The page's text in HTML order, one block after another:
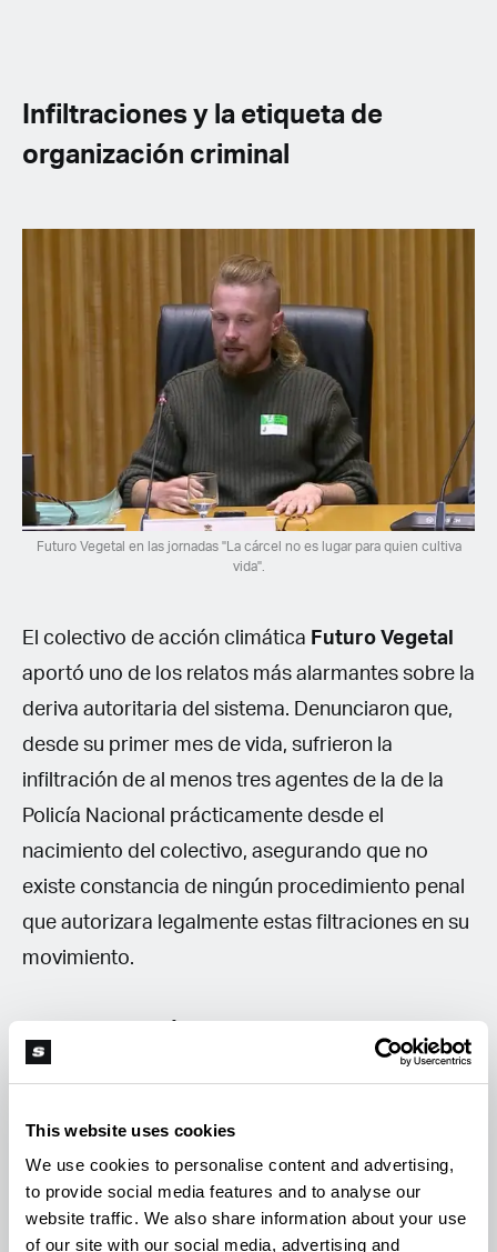
This website uses cookies
We use cookies to personalise content and advertising,
to provide social media features and to analyse our
website traffic. We also share information about your use
of our site with our social media, advertising and
Infiltraciones y la etiqueta de
organización criminal
Futuro Vegetal en las jornadas "La cárcel no es lugar para quien cultiva
vida".
El colectivo de acción climática Futuro Vegetal
aportó uno de los relatos más alarmantes sobre la
deriva autoritaria del sistema. Denunciaron que,
desde su primer mes de vida, sufrieron la
infiltración de al menos tres agentes de la de la
Policía Nacional prácticamente desde el
nacimiento del colectivo, asegurando que no
existe constancia de ningún procedimiento penal
que autorizara legalmente estas filtraciones en su
movimiento.
llegado a catalogar acciones de desobediencia
bajo figuras deterrorismo
criminal.
El coste psicológico:
Los ponentes subrayaron
que el objetivo real de estas tácticas no es solo